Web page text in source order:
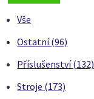
Vše
Ostatní (96)
Příslušenství (132)
Stroje (173)